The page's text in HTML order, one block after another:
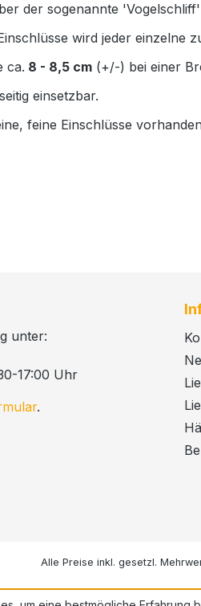
der sogenannte
wird jeder einzelne
ca. 8 - 8,5 cm (+/-) bei einer
einsetzbar.
feine Einschlüsse
unter:
17:00 Uhr
.
Alle Preise inkl. gesetzl.